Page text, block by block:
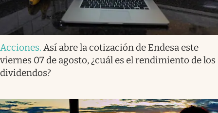
Acciones. Así abre la cotización de Endesa este
viernes 07 de agosto, ¿cuál es el rendimiento de los
dividendos?